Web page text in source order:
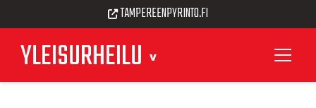
YLEISURHEILU
TAMPEREENPYRINTO.FI